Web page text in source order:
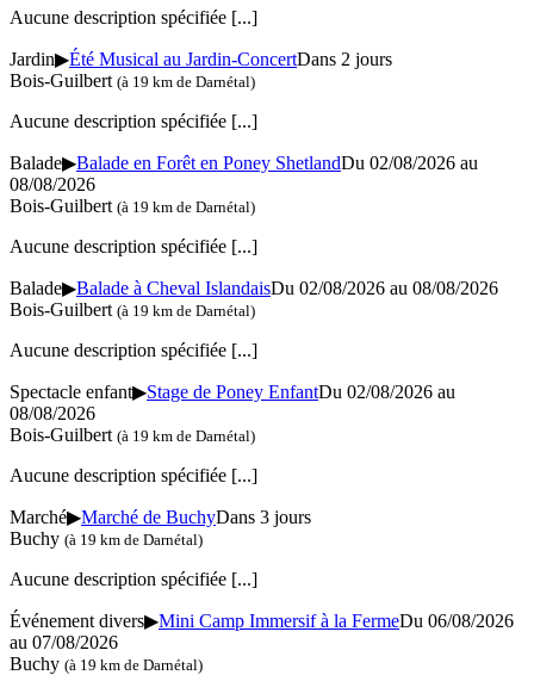
Aucune description spécifiée [...]
Jardin▶Été Musical au Jardin-ConcertDans 2 jours
Bois-Guilbert (à 19 km de Darnétal)
Aucune description spécifiée [...]
Balade▶Balade en Forêt en Poney ShetlandDu 02/08/2026 au
08/08/2026
Bois-Guilbert (à 19 km de Darnétal)
Aucune description spécifiée [...]
Balade▶Balade à Cheval IslandaisDu 02/08/2026 au 08/08/2026
Bois-Guilbert (à 19 km de Darnétal)
Aucune description spécifiée [...]
Spectacle enfant▶Stage de Poney EnfantDu 02/08/2026 au
08/08/2026
Bois-Guilbert (à 19 km de Darnétal)
Aucune description spécifiée [...]
Marché▶Marché de BuchyDans 3 jours
Buchy (à 19 km de Darnétal)
Aucune description spécifiée [...]
Événement divers▶Mini Camp Immersif à la FermeDu 06/08/2026
au 07/08/2026
Buchy (à 19 km de Darnétal)